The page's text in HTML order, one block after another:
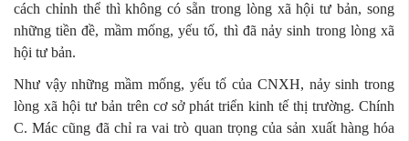
cách chỉnh thể thì không có sẵn trong lòng xã hội tư bản, song
những tiền đề, mầm mống, yếu tố, thì đã nảy sinh trong lòng xã
hội tư bản.
Như vậy những mầm mống, yếu tố của CNXH, nảy sinh trong
lòng xã hội tư bản trên cơ sở phát triển kinh tế thị trường. Chính
C. Mác cũng đã chỉ ra vai trò quan trọng của sản xuất hàng hóa